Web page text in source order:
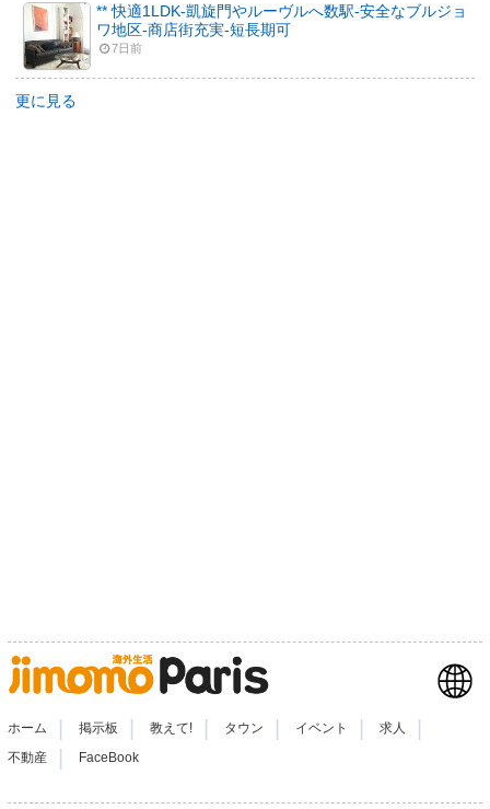
** 快適1LDK-凱旋門やルーヴルへ数駅-安全なブルジョ
ワ地区-商店街充実-短長期可
7日前
更に見る
ホーム 掲示板 教えて! タウン イベント 求人
不動産 FaceBook